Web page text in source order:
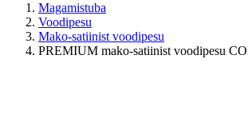
Magamistuba
Voodipesu
Mako-satiinist voodipesu
PREMIUM mako-satiinist voodipesu